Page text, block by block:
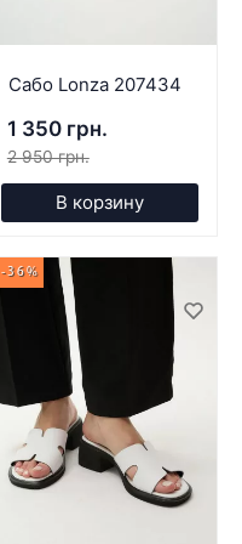
Сабо Lonza 207434
1 350 грн.
2 950 грн.
В корзину
-36%